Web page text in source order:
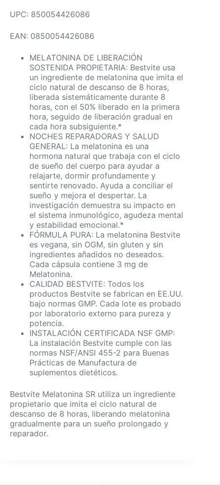
UPC: 850054426086
EAN: 0850054426086
MELATONINA DE LIBERACIÓN
SOSTENIDA PROPIETARIA: Bestvite usa
un ingrediente de melatonina que imita el
ciclo natural de descanso de 8 horas,
liberada sistemáticamente durante 8
horas, con el 50% liberado en la primera
hora, seguido de liberación gradual en
cada hora subsiguiente.*
NOCHES REPARADORAS Y SALUD
GENERAL: La melatonina es una
hormona natural que trabaja con el ciclo
de sueño del cuerpo para ayudar a
relajarte, dormir profundamente y
sentirte renovado. Ayuda a conciliar el
sueño y mejora el despertar. La
investigación demuestra su impacto en
el sistema inmunológico, agudeza mental
y estabilidad emocional.*
FÓRMULA PURA: La melatonina Bestvite
es vegana, sin OGM, sin gluten y sin
ingredientes añadidos no deseados.
Cada cápsula contiene 3 mg de
Melatonina.
CALIDAD BESTVITE: Todos los
productos Bestvite se fabrican en EE.UU.
bajo normas GMP. Cada lote es probado
por laboratorio externo para pureza y
potencia.
INSTALACIÓN CERTIFICADA NSF GMP:
La instalación Bestvite cumple con las
normas NSF/ANSI 455-2 para Buenas
Prácticas de Manufactura de
suplementos dietéticos.
Bestvite Melatonina SR utiliza un ingrediente
propietario que imita el ciclo natural de
descanso de 8 horas, liberando melatonina
gradualmente para un sueño prolongado y
reparador.